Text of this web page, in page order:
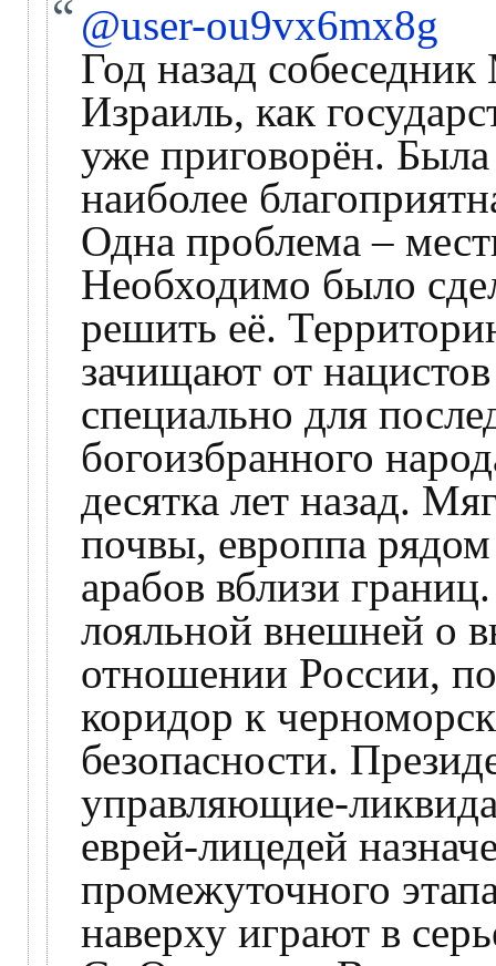
@user-ou9vx6mx8g
Год назад
Израиль, как
уже приговорён.
наиболее
Одна проблема –
Необходимо было
решить её.
зачищают от
специально для
богоизбранного
десятка лет назад.
почвы, европпа
арабов вблизи
лояльной внешней о
отношении России,
коридор к
безопасности.
управляющие-
еврей-лицедей
промежуточного
наверху играют в